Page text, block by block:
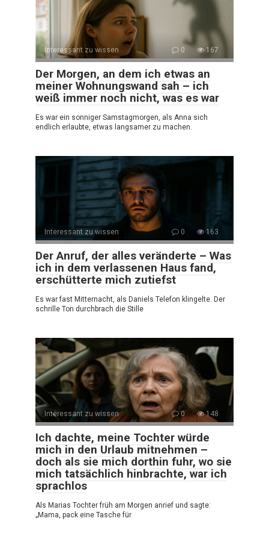
Interessant zu wissen 0 167
Der Morgen, an dem ich etwas an
meiner Wohnungswand sah – ich
weiß immer noch nicht, was es war
Es war ein sonniger Samstagmorgen, als Anna sich
endlich erlaubte, etwas langsamer zu machen.
Interessant zu wissen 0 163
Der Anruf, der alles veränderte – Was
ich in dem verlassenen Haus fand,
erschütterte mich zutiefst
Es war fast Mitternacht, als Daniels Telefon klingelte. Der
schrille Ton durchbrach die Stille
Interessant zu wissen 0 148
Ich dachte, meine Tochter würde
mich in den Urlaub mitnehmen –
doch als sie mich dorthin fuhr, wo sie
mich tatsächlich hinbrachte, war ich
sprachlos
Als Marias Tochter früh am Morgen anrief und sagte:
„Mama, pack eine Tasche für